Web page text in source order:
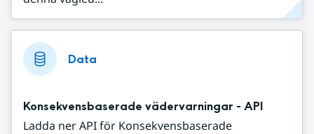
Data
Konsekvensbaserade vädervarningar - API
Ladda ner API för Konsekvensbaserade